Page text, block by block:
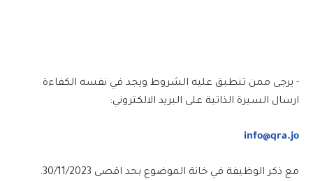
- يرجى ممن تنطبق عليه الشروط ويجد في نفسه الكفاءة
ارسال السيرة الذاتية على البريد الالكتروني:
info@qra.jo
مع ذكر الوظيفة في خانة الموضوع بحد اقصى 30/11/2023.